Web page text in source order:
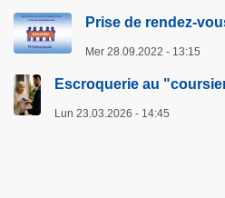
Prise de rendez-
Mer 28.09.2022 - 13:15
Escroquerie au
Lun 23.03.2026 - 14:45